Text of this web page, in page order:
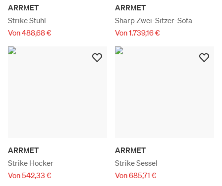
ARRMET
Strike Stuhl
Von 488,68 €
ARRMET
Sharp Zwei-Sitzer-Sofa
Von 1.739,16 €
ARRMET
Strike Hocker
Von 542,33 €
ARRMET
Strike Sessel
Von 685,71 €